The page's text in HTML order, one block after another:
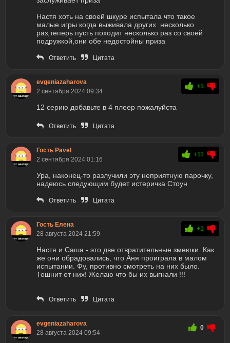
Настя хоть на своей шкуре испытала что такое
малые игры когда выживала других несколько
раз,теперь пусть походит несколько раз со своей
подружкой,они обе недостойны приза
Ответить Цитата
evgeniazaharova
2 сентября 2024 09:34
+1
12 серию добавьте в 4 плеер пожалуйста
Ответить Цитата
Гость Pavel
2 сентября 2024 01:16
+11
Ура, наконец-то разлучили эту неприятную парочку,
надеюсь следующим будет истеричка Стоун
Ответить Цитата
Гость Елена
28 августа 2024 21:59
+1
Настя и Саша - это две отвратительные змеюки. Как
же они обрадовались, что Аня проиграла в малом
испытании. Фу, противно смотреть на них было.
Тошнит от них! Желаю что бы их выгнали !!!
Ответить Цитата
evgeniazaharova
28 августа 2024 09:54
0